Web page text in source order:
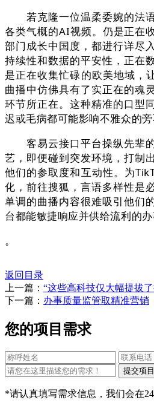
若克隆一位温柔委婉的法
各类气概的AI视频。仍是正在
部门成长中国度，都进行详尽
持续性和数据的平安性，正在
是正在收集忙碌的欧美地域，
曲播中仿佛具有了实正在的魂
环节所正在。这种精准的口型
迟或毛病都可能影响不雅众的旁
客易云接口平台操纵先辈
艺，即便碰到突发环境，打制
他们的参取度和互动性。为
化，前往搜狐，言语多样性是
单调的曲播内容很难吸引他们
台都能敏捷响应并供给流利的办
。
返回目录
上一篇： “这些高科技仅大幅提拔
下一篇： 办事质量监管取精准营销
您的项目需求
*请认真填写需求信息，我们会在